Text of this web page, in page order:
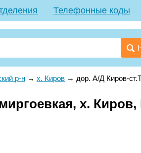
Телефонные коды
р-н → х. Киров → дор. А/Д Киров-
х.